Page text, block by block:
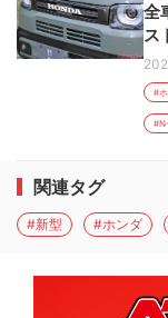
全
ス
#
関連タグ
#新型 #ホンダ